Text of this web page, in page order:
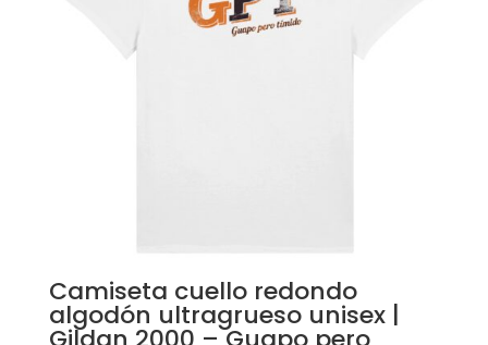
Camiseta cuello redondo
algodón ultragrueso unisex |